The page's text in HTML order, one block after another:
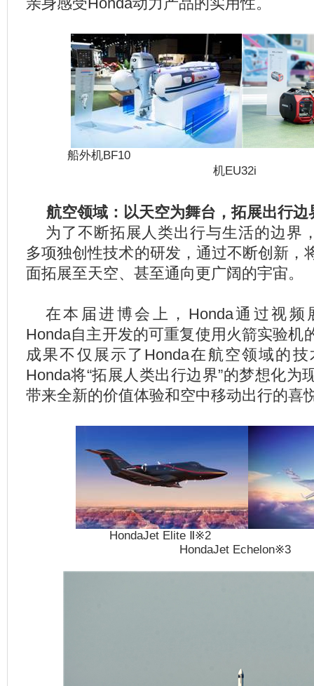
船外机BF10 变频
机EU32i
航空领域：以天空为舞台，拓展出行边
为了不断拓展人类出行与生活的边界
多项独创性技术的研发，通过不断创新，
面拓展至天空、甚至通向更广阔的宇宙。
在本届进博会上，Honda通过视频
Honda自主开发的可重复使用火箭实验机
成果不仅展示了Honda在航空领域的
Honda将“拓展人类出行边界”的梦想化为
带来全新的价值体验和空中移动出行的喜
HondaJet Elite
HondaJet Echelon※3